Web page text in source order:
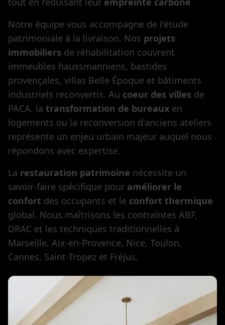
Notre équipe vous accompagne de l'étude
patrimoniale à la livraison. Nos projets
immobiliers de réhabilitation couvrent
immeubles haussmanniens, bastides
provençales, villas Belle Époque et bâtiments
industriels reconvertis. Au coeur des villes de
PACA, la transformation de bureaux en
logements ou la reconversion d'anciens ateliers
représente un enjeu urbain majeur auquel nous
répondons avec expertise.
La restauration patrimoine nécessite un
savoir-faire spécifique pour améliorer le
confort des occupants et le confort thermique
global. Nous maîtrisons les contraintes ABF,
DRAC et les techniques traditionnelles à
Marseille, Aix-en-Provence, Nice, Toulon,
Cannes, Saint-Tropez et Fréjus.